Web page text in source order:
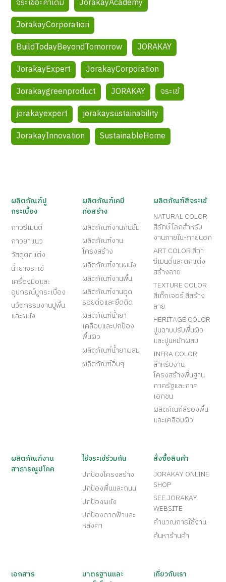
จระเข้อะคาเดมี่
JorakayAcademy
JorakayCorporation
BuildTodayBeyondTomorrow
JORAKAY
JorakayExpert
JorakayCorporation
Jorakaygreenproduct
JORAKAY
จระเข้
jorakayexpert
jorakaysustainability
JorakayInnovation
SustainableHome
ผลิตภัณฑ์ปู
กระเบื้อง
กาวซีเมนต์
กาวยาแนว
วัสดุตกแต่ง
น้ำยาจระเข้
เครื่องมือและ
อุปกรณ์ปูกระเบื้อง
นวัตกรรมงานปูพื้น
และผนัง
ผลิตภัณฑ์เคมี
ก่อสร้าง
ผลิตภัณฑ์งานกันซึม
ผลิตภัณฑ์งาน
โครงสร้าง
ผลิตภัณฑ์งานผนัง
ผลิตภัณฑ์งานพื้น
ผลิตภัณฑ์งานอุด
รอยต่อและยึดติด
ผลิตภัณฑ์น้ำยา
เคลือบและปกป้อง
พื้นผิว
ผลิตภัณฑ์น้ำยาผสม
ผลิตภัณฑ์อื่นๆ
ผลิตภัณฑ์สีจระเข้
NATURAL COLOR
สีรักษ์โลกสำหรับ
งานภายใน-ภายนอก
ART COLOR สีทา
ซีเมนต์และตกแต่ง
สร้างลาย
TEXTURE COLOR
สีเท็กเจอร์ สีสร้าง
ลาย
HERITAGE COLOR
ปูนฉาบปรับพื้นผิว
และปูนหมักผสม
INFRA COLOR
สำหรับงาน
โครงสร้างพื้นฐาน
ภาครัฐและภาค
เอกชน
ผลิตภัณฑ์สีรองพื้น
และเคลือบผิว
ผลิตภัณฑ์งาน
สาธารณูปโภค
ใช้จระเข้ร่วมกัน
ปกป้องโครงสร้าง
ปกป้องพื้นและถนน
ปกป้องผนัง
ปกป้องดาดฟ้าและ
หลังคา
สั่งซื้อสินค้า
JORAKAY ONLINE
SHOP
SEE JORAKAY
WEBSITE
คำนวณการใช้งาน
ค้นหาร้านค้า
เอกสาร
มาตรฐานและ
เกี่ยวกับเรา